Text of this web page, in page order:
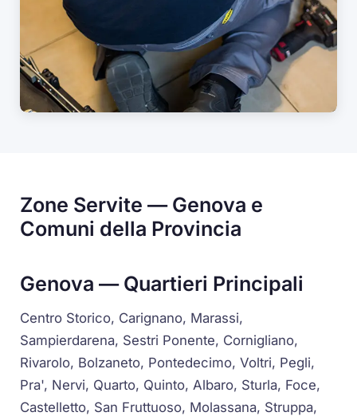
Zone Servite — Genova e
Comuni della Provincia
Genova — Quartieri Principali
Centro Storico, Carignano, Marassi,
Sampierdarena, Sestri Ponente, Cornigliano,
Rivarolo, Bolzaneto, Pontedecimo, Voltri, Pegli,
Pra', Nervi, Quarto, Quinto, Albaro, Sturla, Foce,
Castelletto, San Fruttuoso, Molassana, Struppa,